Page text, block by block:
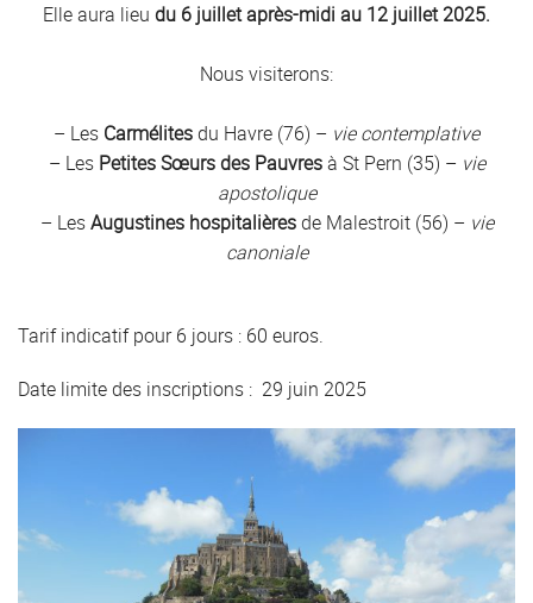
Elle aura lieu du 6 juillet après-midi au 12 juillet 2025.
Nous visiterons:
– Les Carmélitesdu Havre (76) – vie contemplative
– Les Petites Sœurs des Pauvresà St Pern (35) – vie
apostolique
– LesAugustines hospitalièresde Malestroit (56) – vie
canoniale
Tarif indicatif pour 6 jours : 60 euros.
Date limite des inscriptions : 29 juin 2025